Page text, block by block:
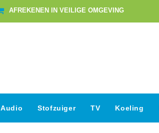
AFREKENEN IN VEILIGE OMGEVING
Audio Stofzuiger TV Koeling